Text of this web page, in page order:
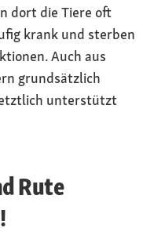
dort die Tiere oft
krank und sterben
Auch aus
grundsätzlich
unterstützt
Rute